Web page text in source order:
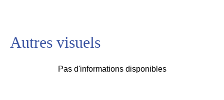
Autres visuels
Pas d'informations disponibles